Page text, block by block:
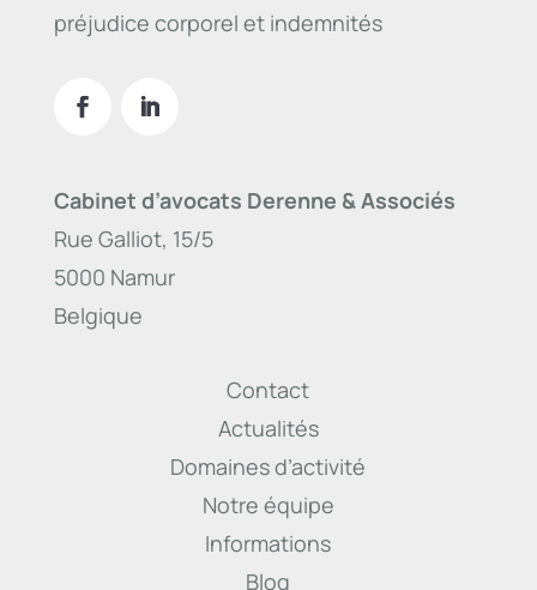
préjudice corporel et indemnités
Cabinet d’avocats Derenne & Associés
Rue Galliot, 15/5
5000 Namur
Belgique
Contact
Actualités
Domaines d’activité
Notre équipe
Informations
Blog